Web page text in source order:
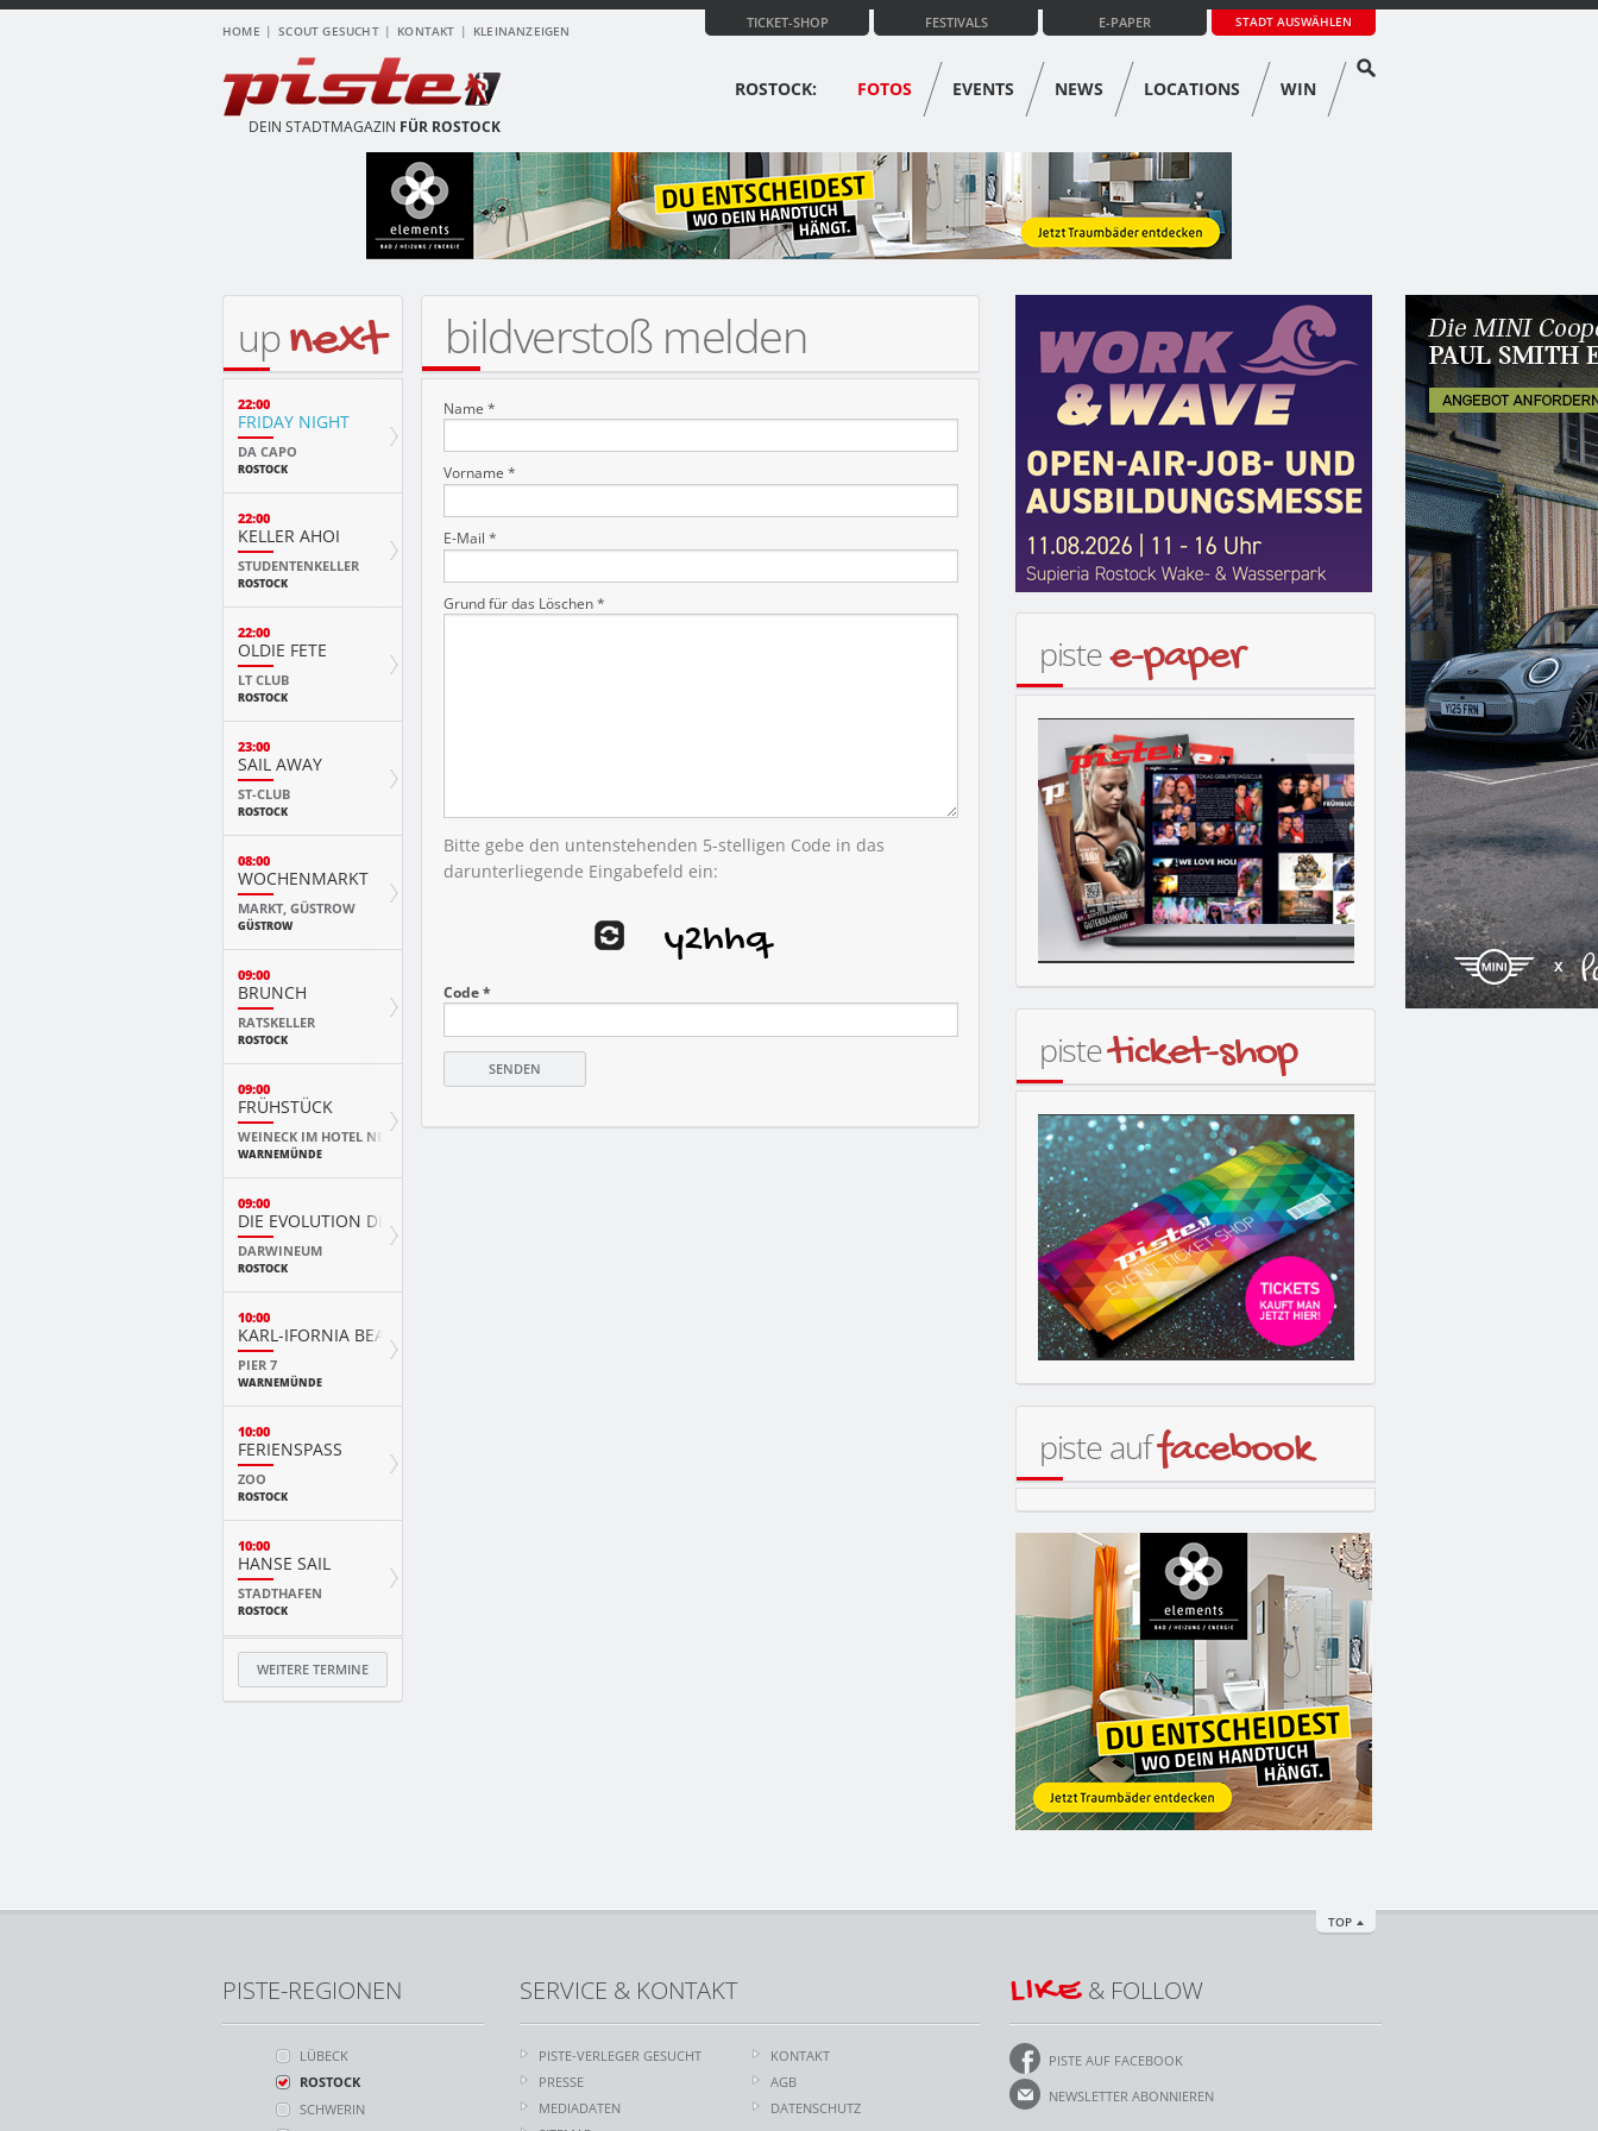
HOME SCOUT GESUCHT KONTAKT KLEINANZEIGEN
STADT AUSWÄHLEN
E-PAPER
FESTIVALS
TICKET-SHOP
DEIN STADTMAGAZIN FÜR ROSTOCK
ROSTOCK: FOTOS EVENTS NEWS LOCATIONS WIN
bildverstoß melden
Name *
Vorname *
E-Mail *
Grund für das Löschen *
Bitte gebe den untenstehenden 5-stelligen Code in das
darunterliegende Eingabefeld ein:
Code *
upnext
22:00
FRIDAY NIGHT
DA CAPO
ROSTOCK
22:00
KELLER AHOI
STUDENTENKELLER
ROSTOCK
22:00
OLDIE FETE
LT CLUB
ROSTOCK
23:00
SAIL AWAY
ST-CLUB
ROSTOCK
08:00
WOCHENMARKT
MARKT, GÜSTROW
GÜSTROW
09:00
BRUNCH
RATSKELLER
ROSTOCK
09:00
FRÜHSTÜCK
WEINECK IM HOTEL NEPTUN
WARNEMÜNDE
09:00
DIE EVOLUTION DER TIERE MIT PLAYMOBIL
DARWINEUM
ROSTOCK
10:00
KARL-IFORNIA BEACH SANDWELTEN
PIER 7
WARNEMÜNDE
10:00
FERIENSPASS
ZOO
ROSTOCK
10:00
HANSE SAIL
STADTHAFEN
ROSTOCK
WEITERE TERMINE
pistee-paper
pisteticket-shop
piste auffacebook
TOP
PISTE-REGIONEN
LÜBECK
ROSTOCK
SCHWERIN
SERVICE & KONTAKT
PISTE-VERLEGER GESUCHT
PRESSE
MEDIADATEN
KONTAKT
AGB
DATENSCHUTZ
LIKE& FOLLOW
PISTE AUF FACEBOOK
NEWSLETTER ABONNIEREN